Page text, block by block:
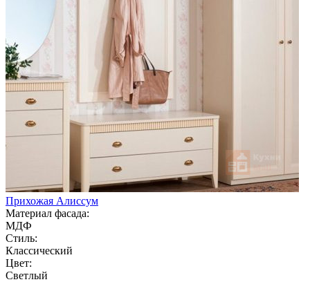
Прихожая Алиссум
Материал фасада:
МДФ
Стиль:
Классический
Цвет:
Светлый